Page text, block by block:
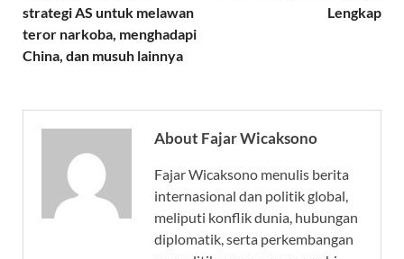
strategi AS untuk melawan
teror narkoba, menghadapi
China, dan musuh lainnya
Lengkap
About Fajar Wicaksono
Fajar Wicaksono menulis berita
internasional dan politik global,
meliputi konflik dunia, hubungan
diplomatik, serta perkembangan